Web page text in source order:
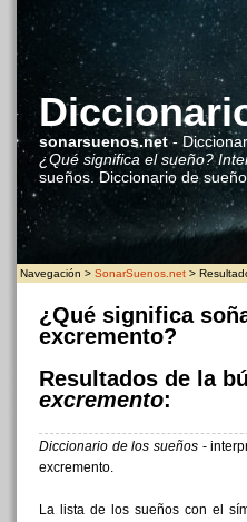
sonarsuenos.net-
¿Qué significa el sueño?
sueños. Diccionario de
Navegación > SonarSuenos.net >
¿Qué significa
excremento?
Resultados de la
excremento:
Diccionario de los sueños-
excremento.
La lista de los sueños con el